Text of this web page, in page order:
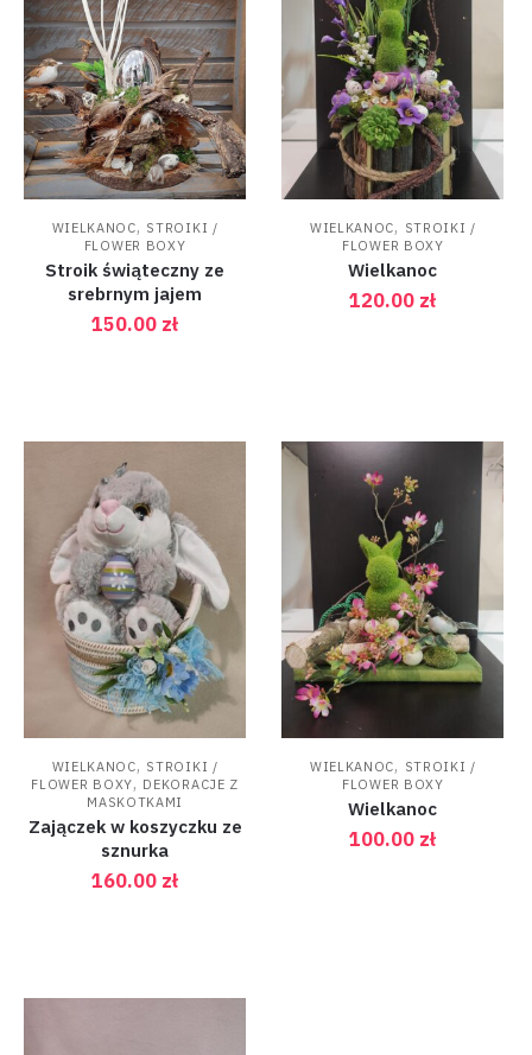
WIELKANOC, STROIKI /
FLOWER BOXY
Stroik świąteczny ze
srebrnym jajem
150.00 zł
WIELKANOC, STROIKI /
FLOWER BOXY
Wielkanoc
120.00 zł
WIELKANOC, STROIKI /
FLOWER BOXY, DEKORACJE Z
MASKOTKAMI
Zajączek w koszyczku ze
sznurka
160.00 zł
WIELKANOC, STROIKI /
FLOWER BOXY
Wielkanoc
100.00 zł